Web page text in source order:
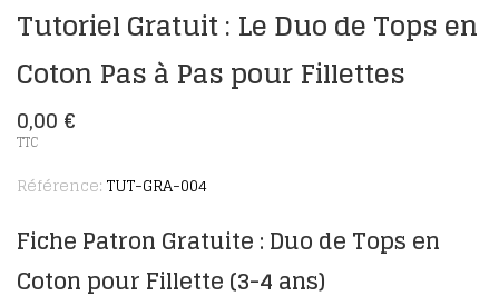
Tutoriel Gratuit : Le Duo de Tops en
Coton Pas à Pas pour Fillettes
0,00 €
TTC
Référence: TUT-GRA-004
Fiche Patron Gratuite : Duo de Tops en
Coton pour Fillette (3-4 ans)